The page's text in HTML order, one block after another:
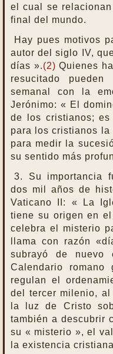
el cual se
final del mundo.
Hay pues motivos
autor del siglo IV,
días ».(2) Quienes
resucitado
semanal con la
Jerónimo: « El
de los cristianos;
para los cristianos
para medir la
su sentido más
3. Su importancia
dos mil años de
Vaticano II: « La
tiene su origen en
celebra el misterio
llama con razón
subrayó de nuevo
Calendario
regulan el
del tercer milenio,
la luz de Cristo
también a descubrir
su « misterio », el
la existencia